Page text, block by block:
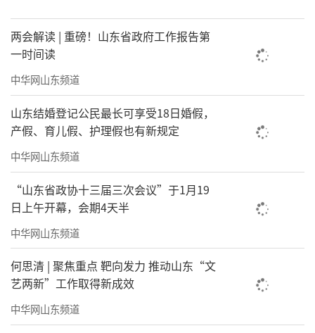
两会解读 | 重磅！山东省政府工作报告第
一时间读
中华网山东频道
山东结婚登记公民最长可享受18日婚假，
产假、育儿假、护理假也有新规定
中华网山东频道
“山东省政协十三届三次会议”于1月19
日上午开幕，会期4天半
中华网山东频道
何思清 | 聚焦重点 靶向发力 推动山东“文
艺两新”工作取得新成效
中华网山东频道